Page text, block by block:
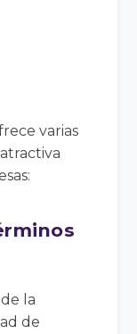
varias
la
de